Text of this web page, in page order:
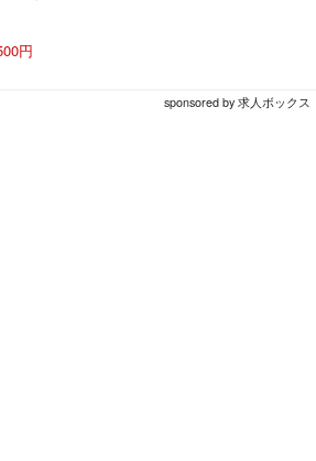
円
sponsored by 求人ボックス